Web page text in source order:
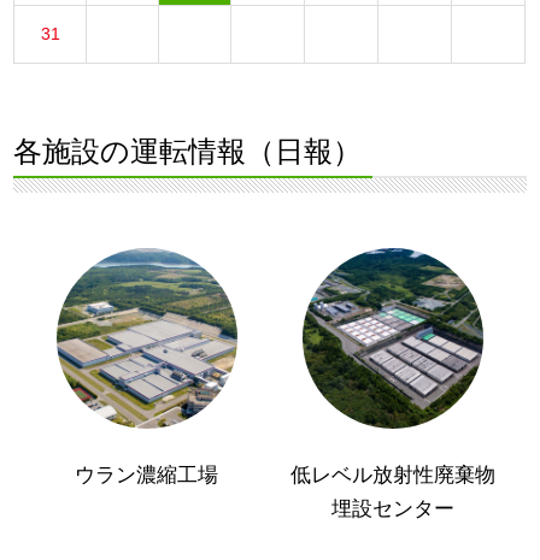
31
各施設の運転情報（日報）
ウラン濃縮工場
低レベル放射性廃棄物
埋設センター